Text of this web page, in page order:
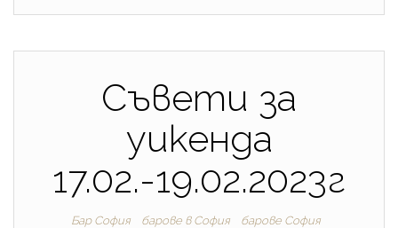
Съвети за
уикенда
17.02.-19.02.2023г
Бар София барове в София
барове София